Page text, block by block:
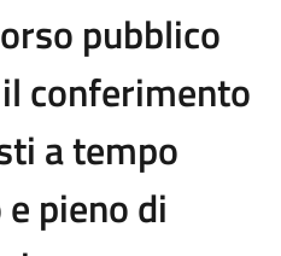
pubblico
conferimento
a tempo
pieno di